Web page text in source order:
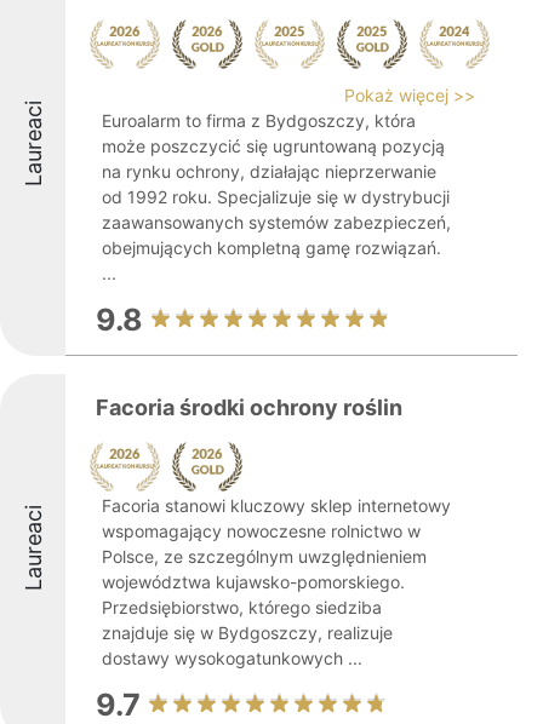
Laureaci
Pokaż więcej >>
Euroalarm to firma z Bydgoszczy, która
może poszczycić się ugruntowaną pozycją
na rynku ochrony, działając nieprzerwanie
od 1992 roku. Specjalizuje się w dystrybucji
zaawansowanych systemów zabezpieczeń,
obejmujących kompletną gamę rozwiązań.
...
9.8
Laureaci
Facoria środki ochrony roślin
Facoria stanowi kluczowy sklep internetowy
wspomagający nowoczesne rolnictwo w
Polsce, ze szczególnym uwzględnieniem
województwa kujawsko-pomorskiego.
Przedsiębiorstwo, którego siedziba
znajduje się w Bydgoszczy, realizuje
dostawy wysokogatunkowych ...
9.7